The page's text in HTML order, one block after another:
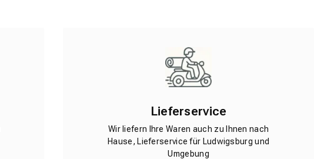
Lieferservice
Wir liefern Ihre Waren auch zu Ihnen nach
Hause, Lieferservice für Ludwigsburg und
Umgebung